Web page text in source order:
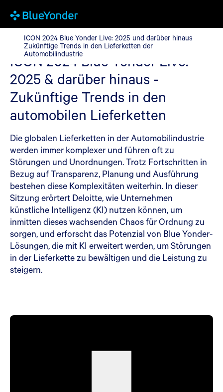
ICON 2024 Blue Yonder Live: 2025 und darüber hinaus
ICON 2024 Blue Yonder Live: 2025 und darüber hinaus
Zukünftige Trends in den Lieferketten der
Automobilindustrie
ICON 2024 Blue Yonder Live:
2025 & darüber hinaus -
Zukünftige Trends in den
automobilen Lieferketten
Die globalen Lieferketten in der Automobilindustrie
werden immer komplexer und führen oft zu
Störungen und Unordnungen. Trotz Fortschritten in
Bezug auf Transparenz, Planung und Ausführung
bestehen diese Komplexitäten weiterhin. In dieser
Sitzung erörtert Deloitte, wie Unternehmen
künstliche Intelligenz (KI) nutzen können, um
inmitten dieses wachsenden Chaos für Ordnung zu
sorgen, und erforscht das Potenzial von Blue Yonder-
Lösungen, die mit KI erweitert werden, um Störungen
in der Lieferkette zu bewältigen und die Leistung zu
steigern.